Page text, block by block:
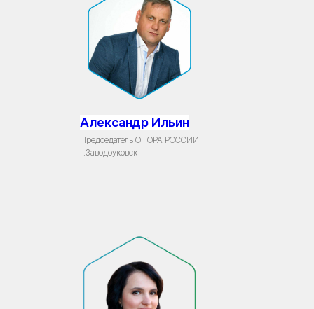
Александр Ильин
Председатель ОПОРА РОССИИ
г.Заводоуковск